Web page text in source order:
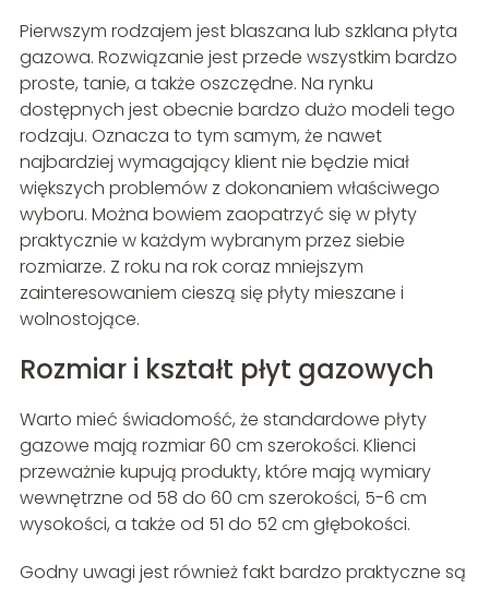
Pierwszym rodzajem jest blaszana lub szklana płyta
gazowa. Rozwiązanie jest przede wszystkim bardzo
proste, tanie, a także oszczędne. Na rynku
dostępnych jest obecnie bardzo dużo modeli tego
rodzaju. Oznacza to tym samym, że nawet
najbardziej wymagający klient nie będzie miał
większych problemów z dokonaniem właściwego
wyboru. Można bowiem zaopatrzyć się w płyty
praktycznie w każdym wybranym przez siebie
rozmiarze. Z roku na rok coraz mniejszym
zainteresowaniem cieszą się płyty mieszane i
wolnostojące.
Rozmiar i kształt płyt gazowych
Warto mieć świadomość, że standardowe płyty
gazowe mają rozmiar 60 cm szerokości. Klienci
przeważnie kupują produkty, które mają wymiary
wewnętrzne od 58 do 60 cm szerokości, 5-6 cm
wysokości, a także od 51 do 52 cm głębokości.
Godny uwagi jest również fakt bardzo praktyczne są